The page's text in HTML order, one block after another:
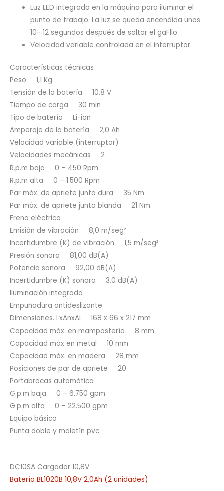
Luz LED integrada en la máquina para iluminar el
punto de trabajo. La luz se queda encendida unos
10-­‐12 segundos después de soltar el gaFllo.
Velocidad variable controlada en el interruptor.
Características técnicas
Peso 1,1 Kg
Tensión de la batería 10,8 V
Tiempo de carga 30 min
Tipo de batería Li-ion
Amperaje de la batería 2,0 Ah
Velocidad variable (interruptor)
Velocidades mecánicas 2
R.p.m baja 0 – 450 Rpm
R.p.m alta 0 – 1.500 Rpm
Par máx. de apriete junta dura 35 Nm
Par máx. de apriete junta blanda 21 Nm
Freno eléctrico
Emisión de vibración 8,0 m/seg²
Incertidumbre (K) de vibración 1,5 m/seg²
Presión sonora 81,00 dB(A)
Potencia sonora 92,00 dB(A)
Incertidumbre (K) sonora 3,0 dB(A)
Iluminación integrada
Empuñadura antideslizante
Dimensiones. LxAnxAl 168 x 66 x 217 mm
Capacidad máx. en mampostería 8 mm
Capacidad máx en metal 10 mm
Capacidad máx. en madera 28 mm
Posiciones de par de apriete 20
Portabrocas automático
G.p.m baja 0 – 6.750 gpm
G.p.m alta 0 – 22.500 gpm
Equipo básico
Punta doble y maletín pvc.
DC10SA Cargador 10,8V
Batería BL1020B 10,8V 2,0Ah (2 unidades)